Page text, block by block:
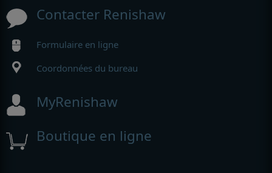
Contacter Renishaw
Formulaire en ligne
Coordonnées du bureau
MyRenishaw
Boutique en ligne